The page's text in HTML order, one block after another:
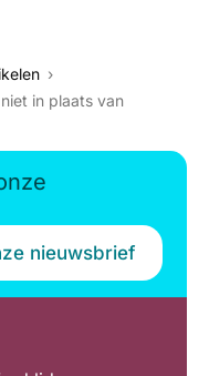
in plaats van
nieuwsbrief